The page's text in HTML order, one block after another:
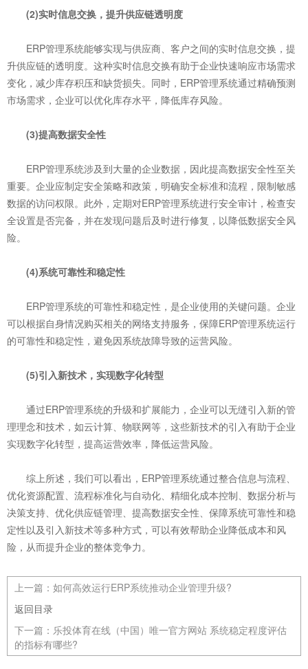
(2)实时信息交换，提升供应链透明度
ERP管理系统能够实现与供应商、客户之间的实时信息交换，提
升供应链的透明度。这种实时信息交换有助于企业快速响应市场需求
变化，减少库存积压和缺货损失。同时，ERP管理系统通过精确预测
市场需求，企业可以优化库存水平，降低库存风险。
(3)提高数据安全性
ERP管理系统涉及到大量的企业数据，因此提高数据安全性至关
重要。企业应制定安全策略和政策，明确安全标准和流程，限制敏感
数据的访问权限。此外，定期对ERP管理系统进行安全审计，检查安
全设置是否完备，并在发现问题后及时进行修复，以降低数据安全风
险。
(4)系统可靠性和稳定性
ERP管理系统的可靠性和稳定性，是企业使用的关键问题。企业
可以根据自身情况购买相关的网络支持服务，保障ERP管理系统运行
的可靠性和稳定性，避免因系统故障导致的运营风险。
(5)引入新技术，实现数字化转型
通过ERP管理系统的升级和扩展能力，企业可以无缝引入新的管
理理念和技术，如云计算、物联网等，这些新技术的引入有助于企业
实现数字化转型，提高运营效率，降低运营风险。
综上所述，我们可以看出，ERP管理系统通过整合信息与流程、
优化资源配置、流程标准化与自动化、精细化成本控制、数据分析与
决策支持、优化供应链管理、提高数据安全性、保障系统可靠性和稳
定性以及引入新技术等多种方式，可以有效帮助企业降低成本和风
险，从而提升企业的整体竞争力。
上一篇： 如何高效运行ERP系统推动企业管理升级?
返回目录
下一篇： 乐投体育在线（中国）唯一官方网站 系统稳定程度评估
的指标有哪些?